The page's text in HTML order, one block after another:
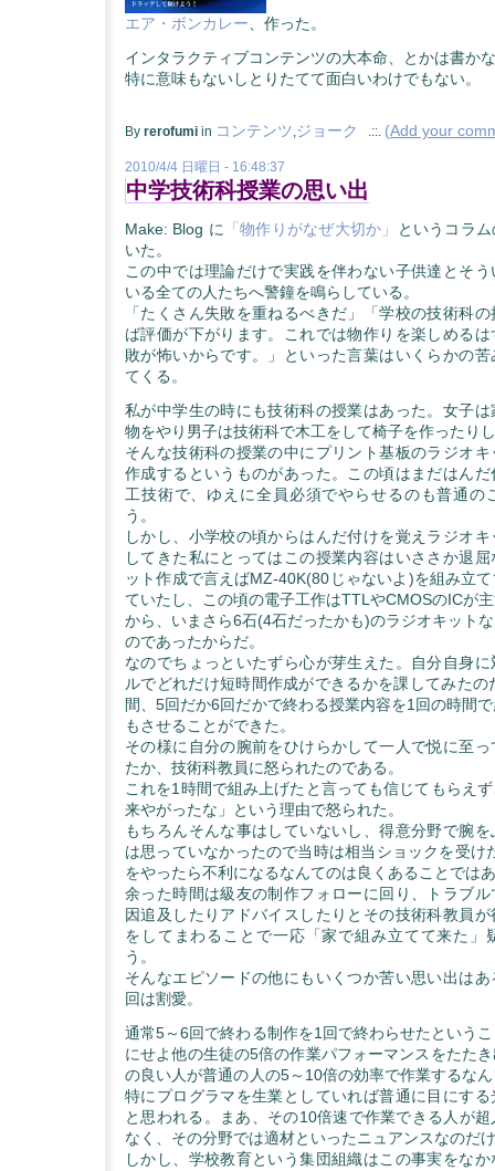
エア・ボンカレー 、作った。
インタラクティブコンテンツの大本命、とかは書か
特に意味もないしとりたてて面白いわけでもない。
By rerofumi in コンテンツ ジョーク .::. (Add your
2010/4/4 日曜日 - 16:48:37
中学技術科授業の思い出
Make: Blog に 「物作りがなぜ大切か」
というコラ
いた。
この中では理論だけで実践を伴わない子供達とそ
いる全ての人たちへ警鐘を鳴らしている。
「たくさん失敗を重ねるべきだ」「学校の技術科
ば評価が下がります。これでは物作りを楽しめる
敗が怖いからです。」といった言葉はいくらかの
てくる。
私が中学生の時にも技術科の授業はあった。女子
物をやり男子は技術科で木工をして椅子を作ったり
そんな技術科の授業の中にプリント基板のラジオ
作成するというものがあった。この頃はまだはん
工技術で、ゆえに全員必須でやらせるのも普通の
う。
しかし、小学校の頃からはんだ付けを覚えラジオ
してきた私にとってはこの授業内容はいささか退
ット作成で言えばMZ-40K(80じゃないよ)を組み立
ていたし、この頃の電子工作はTTLやCMOSのICが
から、いまさら6石(4石だったかも)のラジオキット
のであったからだ。
なのでちょっといたずら心が芽生えた。自分自身
ルでどれだけ短時間作成ができるかを課してみた
間、5回だか6回だかで終わる授業内容を1回の時間
もさせることができた。
その様に自分の腕前をひけらかして一人で悦に至
たか、技術科教員に怒られたのである。
これを1時間で組み上げたと言っても信じてもらえ
来やがったな」という理由で怒られた。
もちろんそんな事はしていないし、得意分野で腕
は思っていなかったので当時は相当ショックを受け
をやったら不利になるなんてのは良くあることでは
余った時間は級友の制作フォローに回り、トラブ
因追及したりアドバイスしたりとその技術科教員
をしてまわることで一応「家で組み立てて来た」
う。
そんなエピソードの他にもいくつか苦い思い出は
回は割愛。
通常5～6回で終わる制作を1回で終わらせたという
にせよ他の生徒の5倍の作業パフォーマンスをたた
の良い人が普通の人の5～10倍の効率で作業するな
特にプログラマを生業としていれば普通に目にす
と思われる。まあ、その10倍速で作業できる人が
なく、その分野では適材といったニュアンスなのだ
しかし、学校教育という集団組織はこの事実をな